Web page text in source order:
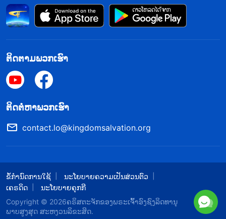
ຕິດຕາມພວກເຮົາ
​ຕິດ​ຕໍ່​ຫາ​ພວກ​ເຮົາ
contact.lo@kingdomsalvation.org
ຂໍ້ກຳນົດການໃຊ້
ນະໂຍບາຍຄວາມເປັນສ່ວນຕົວ
ເຄຣດິດ
ນະໂຍບາຍຄຸກກີ
Copyright © 2026​ຄຣິສຕະຈັກຂອງພຣະເຈົ້າອົງຊົງລິດທານຸ
ພາບສູງສຸດ ສະຫງວນລິຂະສິດ.